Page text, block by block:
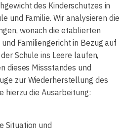
des Kinderschutzes in
und Familie. Wir analysieren die
wonach die etablierten
Familiengericht in Bezug auf
Schule ins Leere laufen,
dieses Missstandes und
zur Wiederherstellung des
hierzu die Ausarbeitung:
Situation und